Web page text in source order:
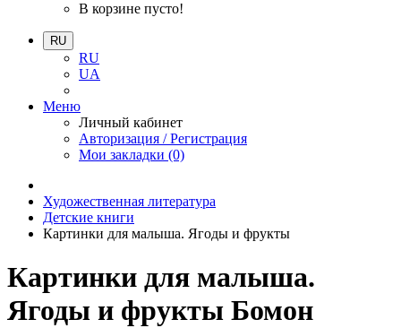
В корзине пусто!
RU
RU
UA
Меню
Личный кабинет
Авторизация / Регистрация
Мои закладки (0)
Художественная литература
Детские книги
Картинки для малыша. Ягоды и фрукты
Картинки для малыша.
Ягоды и фрукты Бомон